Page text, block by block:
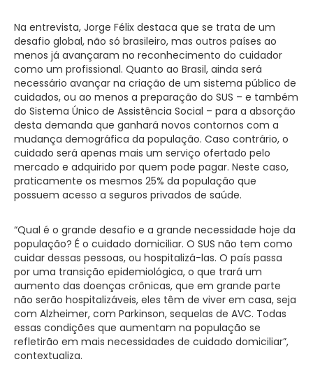
Na entrevista, Jorge Félix destaca que se trata de um
desafio global, não só brasileiro, mas outros países ao
menos já avançaram no reconhecimento do cuidador
como um profissional. Quanto ao Brasil, ainda será
necessário avançar na criação de um sistema público de
cuidados, ou ao menos a preparação do SUS – e também
do Sistema Único de Assistência Social – para a absorção
desta demanda que ganhará novos contornos com a
mudança demográfica da população. Caso contrário, o
cuidado será apenas mais um serviço ofertado pelo
mercado e adquirido por quem pode pagar. Neste caso,
praticamente os mesmos 25% da população que
possuem acesso a seguros privados de saúde.
“Qual é o grande desafio e a grande necessidade hoje da
população? É o cuidado domiciliar. O SUS não tem como
cuidar dessas pessoas, ou hospitalizá-las. O país passa
por uma transição epidemiológica, o que trará um
aumento das doenças crônicas, que em grande parte
não serão hospitalizáveis, eles têm de viver em casa, seja
com Alzheimer, com Parkinson, sequelas de AVC. Todas
essas condições que aumentam na população se
refletirão em mais necessidades de cuidado domiciliar”,
contextualiza.